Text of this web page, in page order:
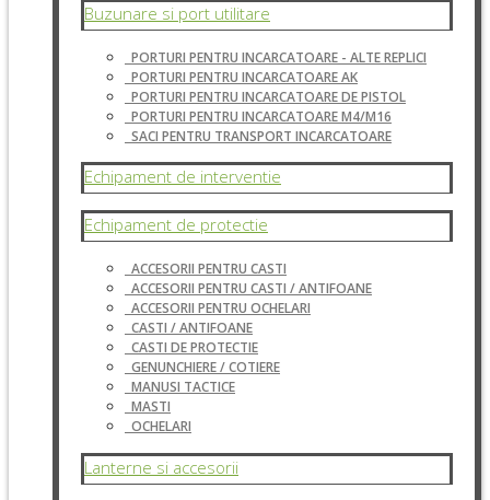
Buzunare si port utilitare
PORTURI PENTRU INCARCATOARE - ALTE REPLICI
PORTURI PENTRU INCARCATOARE AK
PORTURI PENTRU INCARCATOARE DE PISTOL
PORTURI PENTRU INCARCATOARE M4/M16
SACI PENTRU TRANSPORT INCARCATOARE
Echipament de interventie
Echipament de protectie
ACCESORII PENTRU CASTI
ACCESORII PENTRU CASTI / ANTIFOANE
ACCESORII PENTRU OCHELARI
CASTI / ANTIFOANE
CASTI DE PROTECTIE
GENUNCHIERE / COTIERE
MANUSI TACTICE
MASTI
OCHELARI
Lanterne si accesorii